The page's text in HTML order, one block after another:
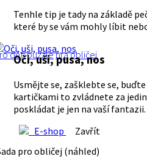
Tenhle tip je tady na základě
které by se vám mohly líbit
dětipuzzlehraobličej
Oči, uši, pusa, nos
Usmějte se, zašklebte se,
kartičkami to zvládnete za
poskládat je jen na vaší fantazii.
E-shop
Zavřít